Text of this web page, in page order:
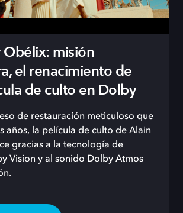
misión
el renacimiento de
de culto en Dolby
de restauración meticuloso que
años, la película de culto de Alain
gracias a la tecnología de
Vision y al sonido Dolby Atmos